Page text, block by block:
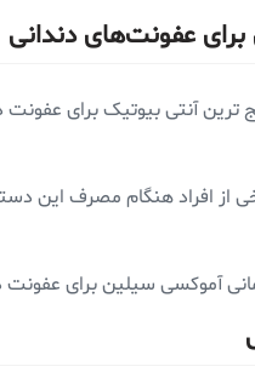
عفونت‌های دندانی
ترین آنتی بیوتیک برای
افراد هنگام مصرف این دسته
عفونت دندان ۵۰۰ میلی گرم هر ۸ ساعت یا ۱۰۰۰ میلی گرم هر ۱۲ ساعت از